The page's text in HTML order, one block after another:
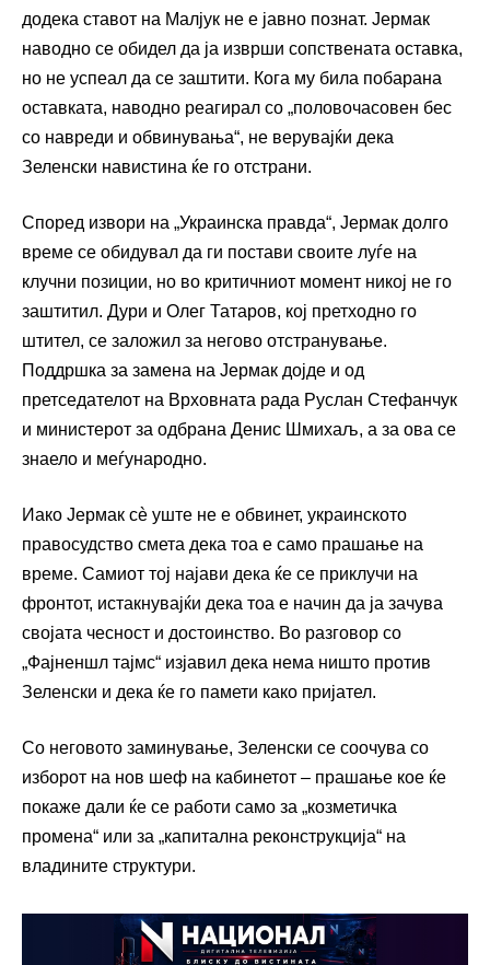
додека ставот на Малјук не е јавно познат. Јермак
наводно се обидел да ја изврши сопствената оставка,
но не успеал да се заштити. Кога му била побарана
оставката, наводно реагирал со „половочасовен бес
со навреди и обвинувања“, не верувајќи дека
Зеленски навистина ќе го отстрани.
Според извори на „Украинска правда“, Јермак долго
време се обидувал да ги постави своите луѓе на
клучни позиции, но во критичниот момент никој не го
заштитил. Дури и Олег Татаров, кој претходно го
штител, се заложил за негово отстранување.
Поддршка за замена на Јермак дојде и од
претседателот на Врховната рада Руслан Стефанчук
и министерот за одбрана Денис Шмихаљ, а за ова се
знаело и меѓународно.
Иако Јермак сè уште не е обвинет, украинското
правосудство смета дека тоа е само прашање на
време. Самиот тој најави дека ќе се приклучи на
фронтот, истакнувајќи дека тоа е начин да ја зачува
својата чесност и достоинство. Во разговор со
„Фајненшл тајмс“ изјавил дека нема ништо против
Зеленски и дека ќе го памети како пријател.
Со неговото заминување, Зеленски се соочува со
изборот на нов шеф на кабинетот – прашање кое ќе
покаже дали ќе се работи само за „козметичка
промена“ или за „капитална реконструкција“ на
владините структури.